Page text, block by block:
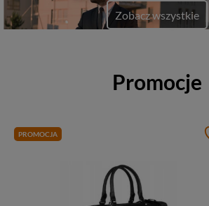
Zobacz wszystkie
Promocje
PROMOCJA